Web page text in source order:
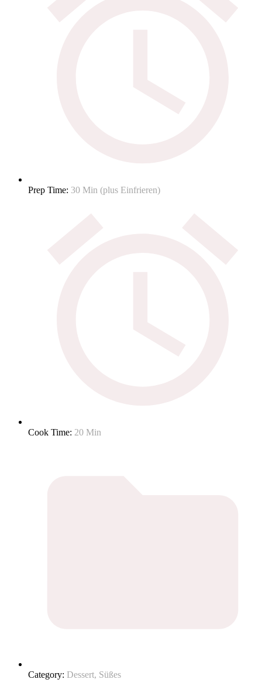
Prep Time: 30 Min (plus Einfrieren)
Cook Time: 20 Min
Category: Dessert, Süßes